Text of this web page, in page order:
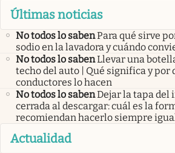
Últimas noticias
No todos lo sabenPara qué sirve
sodio en la lavadora y cuándo
No todos lo sabenLlevar una
techo del auto | Qué significa y por
conductores lo hacen
No todos lo sabenDejar la tapa del
cerrada al descargar: cuál es la
recomiendan hacerlo siempre
Actualidad